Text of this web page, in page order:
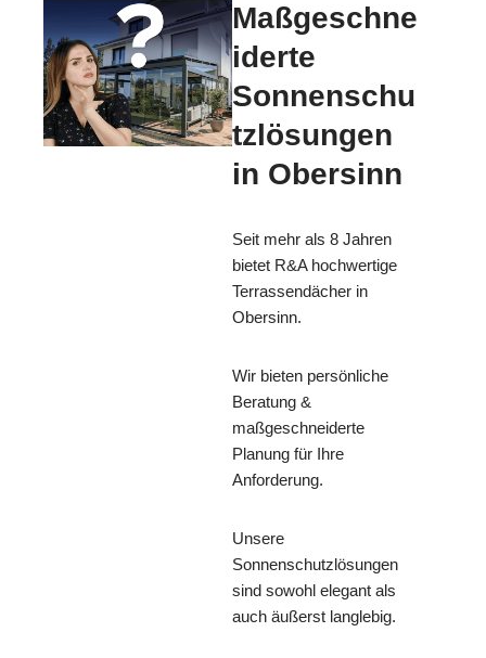
Maßgeschne
iderte
Sonnenschu
tzlösungen
in Obersinn
Seit mehr als 8 Jahren
bietet R&A hochwertige
Terrassendächer in
Obersinn.
Wir bieten persönliche
Beratung &
maßgeschneiderte
Planung für Ihre
Anforderung.
Unsere
Sonnenschutzlösungen
sind sowohl elegant als
auch äußerst langlebig.